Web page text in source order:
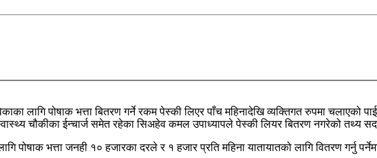
लागि पोषाक भत्ता बितरण गर्ने रकम पेस्की लिएर पाँच महिनादेखि व्यक्तिगत रुपमा चलाएको
चौकीका ईन्चार्ज समेत रहेका सिअहेव कमल उपाध्यापले पेस्की लियर बितरण नगरेको तथ्य
पोषाक भत्ता जनही १० हजारका दरले र १ हजार प्रति महिना यातायातको लागि वितरण गर्नु